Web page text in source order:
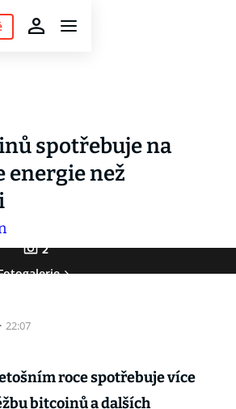
spotřebuje na
energie než
2
· 22:07
roce spotřebuje více
bitcoinů a dalších